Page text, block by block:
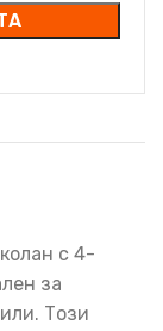
с 4-
за
Този